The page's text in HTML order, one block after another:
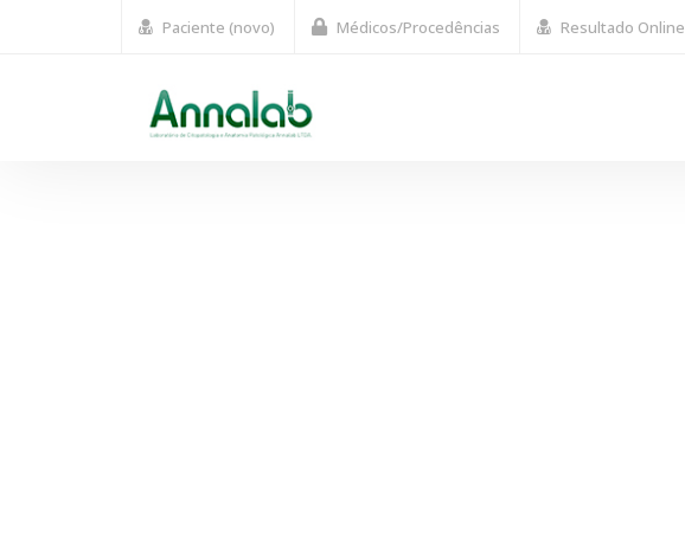
Paciente (novo) Médicos/Procedências Resultado Online